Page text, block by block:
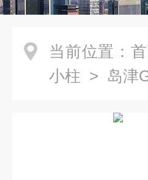
当前位置：
小柱 > 岛津